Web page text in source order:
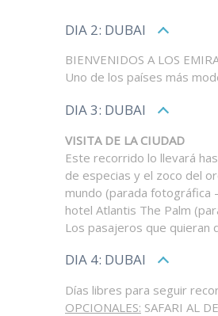
DIA 2: DUBAI
BIENVENIDOS A LOS
Uno de los países más
DIA 3: DUBAI
VISITA DE LA CIUDAD
Este recorrido lo llevará
de especias y el zoco del
mundo (parada fotográfica
hotel Atlantis The Palm
Los pasajeros que quieran
DIA 4: DUBAI
Días libres para seguir
OPCIONALES: SAFARI AL